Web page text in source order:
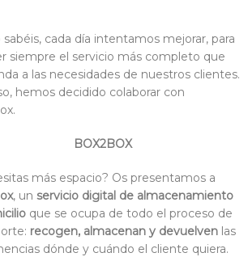
cada día intentamos mejorar, para
siempre el servicio más completo que
a las necesidades de nuestros clientes.
hemos decidido colaborar con
BOX2BOX
más espacio? Os presentamos a
, un servicio digital de almacenamiento
que se ocupa de todo el proceso de
recogen, almacenan y devuelven las
dónde y cuándo el cliente quiera.